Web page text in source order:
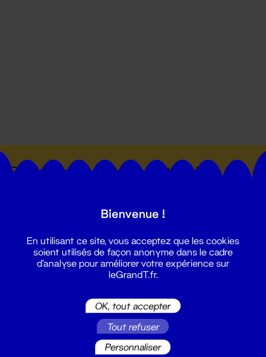
Suivez toutes les actualités du
Bienvenue !
En utilisant ce site, vous acceptez que les cookies
soient utilisés de façon anonyme dans le cadre
d'analyse pour améliorer votre expérience sur
leGrandT.fr.
OK, tout accepter
Tout refuser
Personnaliser